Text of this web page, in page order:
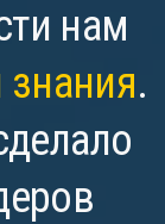
нам
.